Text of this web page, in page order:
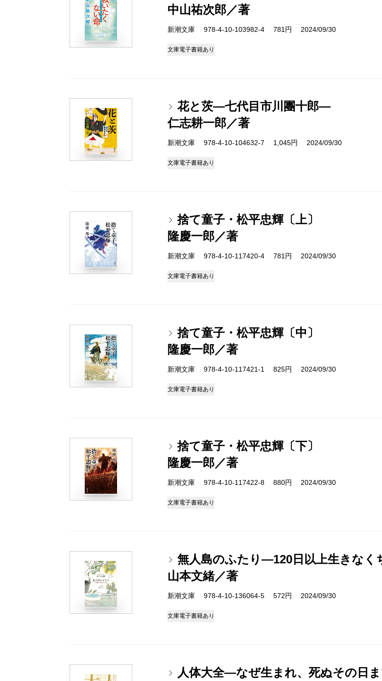
中山祐次郎／著
新潮文庫 978-4-10-103982-4 781円 2024/09/30
文庫電子書籍あり
花と茨―七代目市川團十郎―
仁志耕一郎／著
新潮文庫 978-4-10-104632-7 1,045円 2024/09/30
文庫電子書籍あり
捨て童子・松平忠輝〔上〕
隆慶一郎／著
新潮文庫 978-4-10-117420-4 781円 2024/09/30
文庫電子書籍あり
捨て童子・松平忠輝〔中〕
隆慶一郎／著
新潮文庫 978-4-10-117421-1 825円 2024/09/30
文庫電子書籍あり
捨て童子・松平忠輝〔下〕
隆慶一郎／著
新潮文庫 978-4-10-117422-8 880円 2024/09/30
文庫電子書籍あり
無人島のふたり―120日以上生きな
山本文緒／著
新潮文庫 978-4-10-136064-5 572円 2024/09/30
文庫電子書籍あり
人体大全―なぜ生まれ、死ぬその日